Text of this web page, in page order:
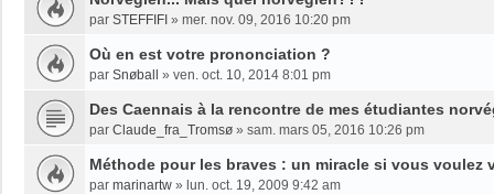
par STEFFIFI » mer. nov. 09, 2016 10:20 pm
Où en est votre prononciation ?
par Snøball » ven. oct. 10, 2014 8:01 pm
Des Caennais à la rencontre de mes étudiantes
par Claude_fra_Tromsø » sam. mars 05, 2016 10:26 pm
Méthode pour les braves : un miracle si vous voulez
par marinartw » lun. oct. 19, 2009 9:42 am